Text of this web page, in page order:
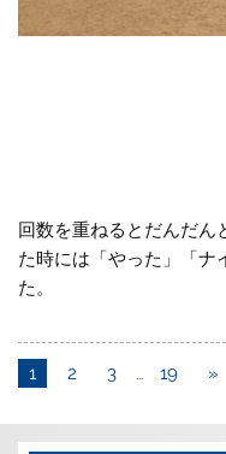
回数を重ねるとだんだん
た時には「やった」「ナ
た。
1 2 3 … 19 »